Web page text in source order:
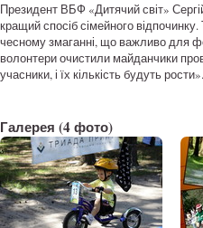
Президент ВБФ «Дитячий світ»
кращий спосіб сімейного
чесному змаганні, що важливо для
волонтери очистили майданчики
учасники, і їх кількість будуть рости».
Галерея (4 фото)